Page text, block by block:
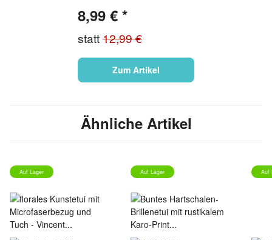
8,99 € *
statt12,99 €
Zum Artikel
Ähnliche Artikel
Auf Lager Auf Lager Auf